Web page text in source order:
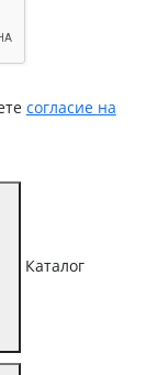
согласие на
Каталог